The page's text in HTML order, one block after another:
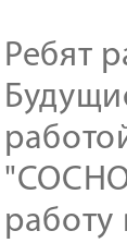
Ребят
работу